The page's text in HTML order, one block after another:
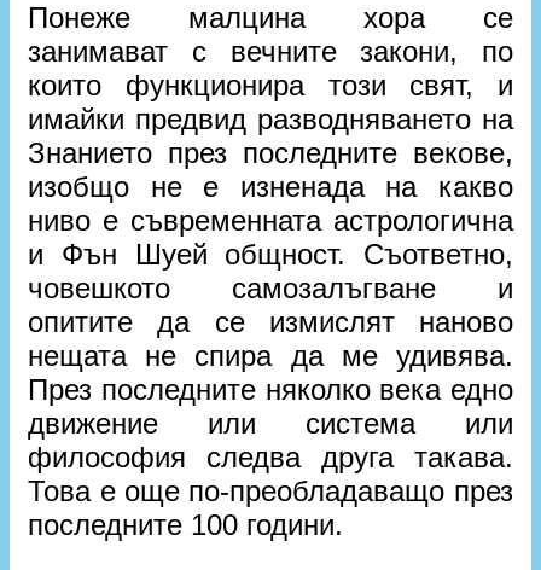
Понеже малцина хора се
занимават с вечните закони, по
които функционира този свят, и
имайки предвид разводняването на
Знанието през последните векове,
изобщо не е изненада на какво
ниво е съвременната астрологична
и Фън Шуей общност. Съответно,
човешкото самозалъгване и
опитите да се измислят наново
нещата не спира да ме удивява.
През последните няколко века едно
движение или система или
философия следва друга такава.
Това е още по-преобладаващо през
последните 100 години.